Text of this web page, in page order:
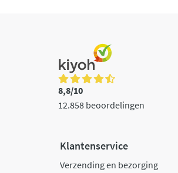
8,8/10
12.858 beoordelingen
Klantenservice
Verzending en bezorging